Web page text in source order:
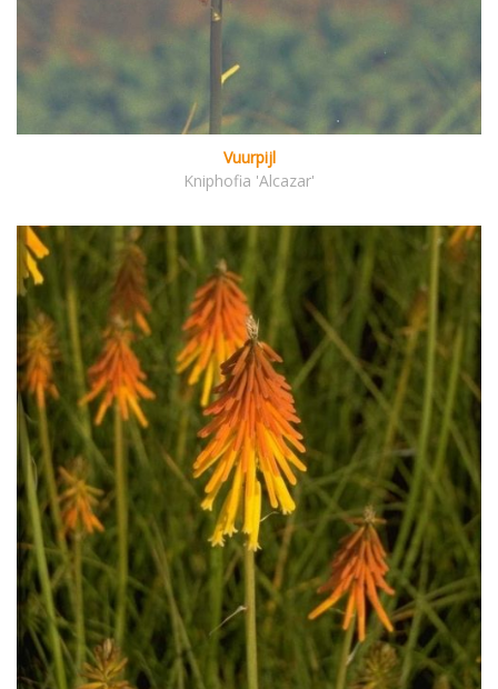
Vuurpijl
Kniphofia 'Alcazar'